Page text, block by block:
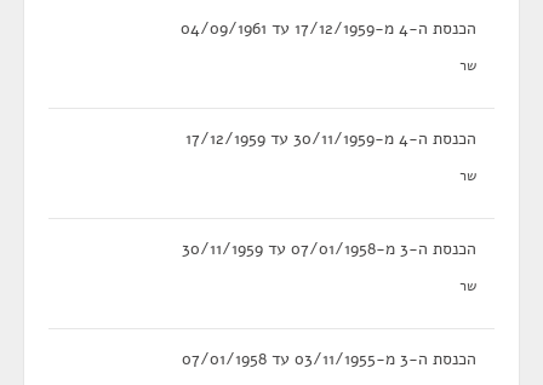
הכנסת ה-4 מ-17/12/1959 עד 04/09/1961
שר
הכנסת ה-4 מ-30/11/1959 עד 17/12/1959
שר
הכנסת ה-3 מ-07/01/1958 עד 30/11/1959
שר
הכנסת ה-3 מ-03/11/1955 עד 07/01/1958